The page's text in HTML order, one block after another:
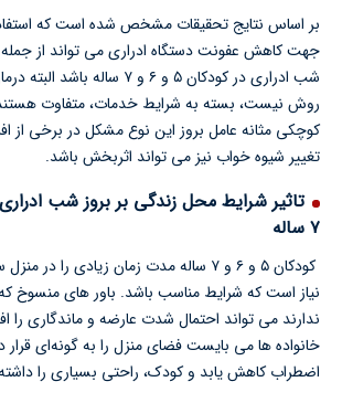
بر اساس نتایج تحقیقات مشخص شده است که
جهت کاهش عفونت دستگاه ادراری می تواند از
شب ادراری در کودکان ۵ و ۶ و ۷
روش نیست، بسته به شرایط خدمات، متفاوت
کوچکی مثانه عامل بروز این نوع مشکل در برخی از
تغییر شیوه خواب نیز می تواند اثربخش باشد.
۷ ساله
کودکان ۵ و ۶ و ۷ ساله مدت زمان زیادی را
نیاز است که شرایط مناسب باشد. باور های منسوخ
ندارند می تواند احتمال شدت عارضه و ماندگاری را
خانواده ها می بایست فضای منزل را به گونه‌ای
اضطراب کاهش یابد و کودک، راحتی بسیاری را